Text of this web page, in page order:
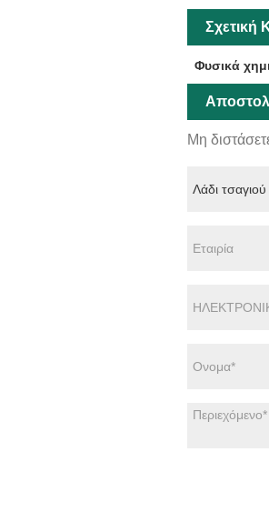
Σχετική
Φυσικά
Μη